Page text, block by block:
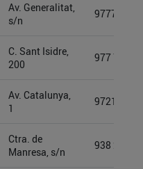
Av. Generalitat,
s/n
C. Sant Isidre,
200
977 74 90
Av. Catalunya,
1
Ctra. de
Manresa, s/n
938 253